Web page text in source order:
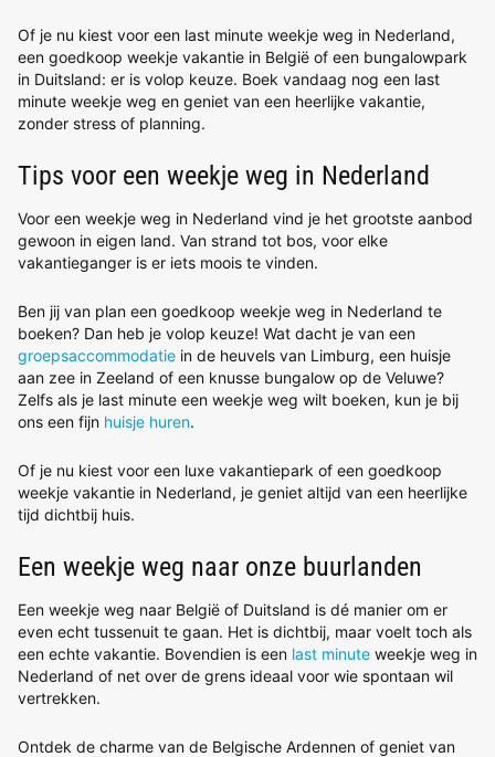
Of je nu kiest voor een last minute weekje weg in Nederland,
een goedkoop weekje vakantie in België of een bungalowpark
in Duitsland: er is volop keuze. Boek vandaag nog een last
minute weekje weg en geniet van een heerlijke vakantie,
zonder stress of planning.
Tips voor een weekje weg in Nederland
Voor een weekje weg in Nederland vind je het grootste aanbod
gewoon in eigen land. Van strand tot bos, voor elke
vakantieganger is er iets moois te vinden.
Ben jij van plan een goedkoop weekje weg in Nederland te
boeken? Dan heb je volop keuze! Wat dacht je van een
groepsaccommodatie in de heuvels van Limburg, een huisje
aan zee in Zeeland of een knusse bungalow op de Veluwe?
Zelfs als je last minute een weekje weg wilt boeken, kun je bij
ons een fijn huisje huren.
Of je nu kiest voor een luxe vakantiepark of een goedkoop
weekje vakantie in Nederland, je geniet altijd van een heerlijke
tijd dichtbij huis.
Een weekje weg naar onze buurlanden
Een weekje weg naar België of Duitsland is dé manier om er
even echt tussenuit te gaan. Het is dichtbij, maar voelt toch als
een echte vakantie. Bovendien is een last minute weekje weg in
Nederland of net over de grens ideaal voor wie spontaan wil
vertrekken.
Ontdek de charme van de Belgische Ardennen of geniet van